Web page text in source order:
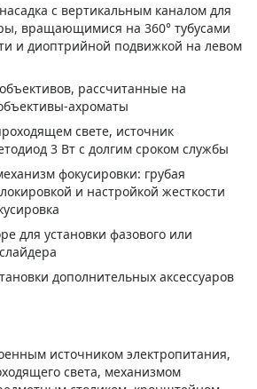
с вертикальным каналом для
вращающимися на 360° тубусами
и диоптрийной подвижкой на левом
рассчитанные на
ахроматы
свете, источник
3 Вт с долгим сроком службы
фокусировки: грубая
и настройкой жесткости
для установки фазового или
дополнительных аксессуаров
источником электропитания,
света, механизмом